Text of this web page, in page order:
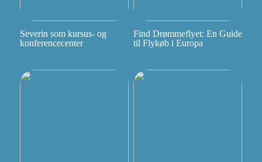
Severin som kursus- og
konferencecenter
Find Drømmeflyet: En Guide
til Flykøb i Europa